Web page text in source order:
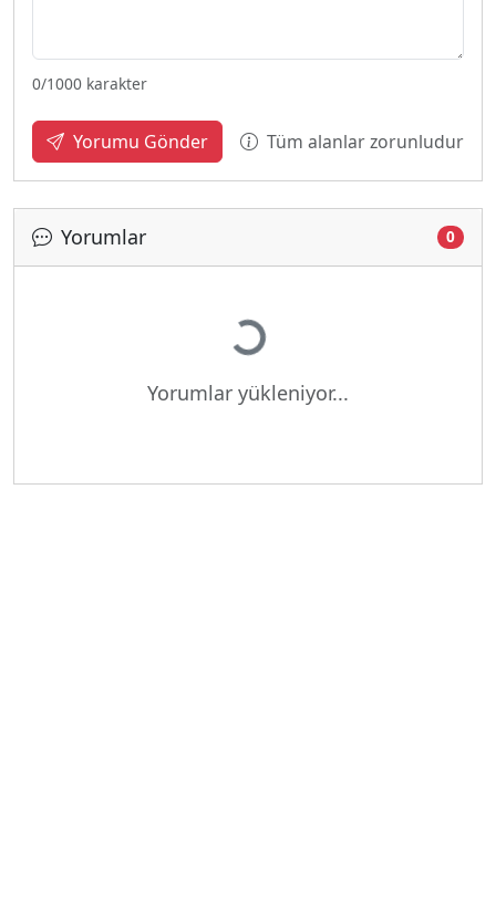
0/1000 karakter
Yorumu Gönder Tüm alanlar zorunludur
Yorumlar 0
Yükleniyor...
Yorumlar yükleniyor...